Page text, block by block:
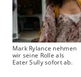
Mark Rylance nehmen
wir seine Rolle als
Eater Sully sofort ab.